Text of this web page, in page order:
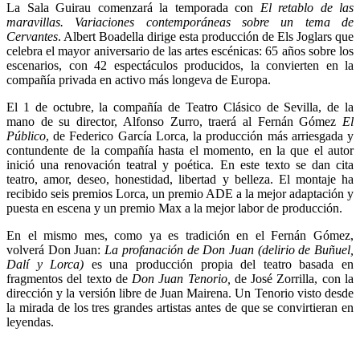
La Sala Guirau comenzará la temporada con El retablo de las
maravillas. Variaciones contemporáneas sobre un tema de
Cervantes. Albert Boadella dirige esta producción de Els Joglars que
celebra el mayor aniversario de las artes escénicas: 65 años sobre los
escenarios, con 42 espectáculos producidos, la convierten en la
compañía privada en activo más longeva de Europa.
El 1 de octubre, la compañía de Teatro Clásico de Sevilla, de la
mano de su director, Alfonso Zurro, traerá al Fernán Gómez El
Público, de Federico García Lorca, la producción más arriesgada y
contundente de la compañía hasta el momento, en la que el autor
inició una renovación teatral y poética. En este texto se dan cita
teatro, amor, deseo, honestidad, libertad y belleza. El montaje ha
recibido seis premios Lorca, un premio ADE a la mejor adaptación y
puesta en escena y un premio Max a la mejor labor de producción.
En el mismo mes, como ya es tradición en el Fernán Gómez,
volverá Don Juan: La profanación de Don Juan (delirio de Buñuel,
Dalí y Lorca) es una producción propia del teatro basada en
fragmentos del texto de Don Juan Tenorio, de José Zorrilla, con la
dirección y la versión libre de Juan Mairena. Un Tenorio visto desde
la mirada de los tres grandes artistas antes de que se convirtieran en
leyendas.